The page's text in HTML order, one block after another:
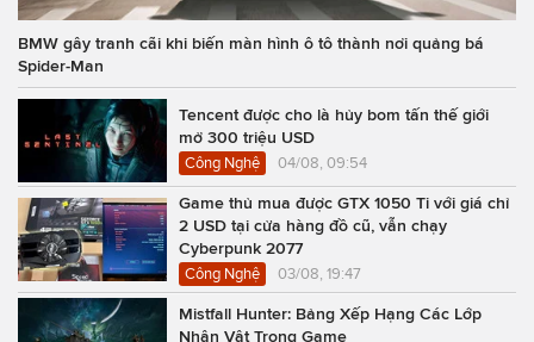
BMW gây tranh cãi khi biến màn hình ô tô thành nơi quảng bá
Spider-Man
Tencent được cho là hủy bom tấn thế giới
mở 300 triệu USD
Công Nghệ 04/08, 09:54
Game thủ mua được GTX 1050 Ti với giá chỉ
2 USD tại cửa hàng đồ cũ, vẫn chạy
Cyberpunk 2077
Công Nghệ 03/08, 19:47
Mistfall Hunter: Bảng Xếp Hạng Các Lớp
Nhân Vật Trong Game